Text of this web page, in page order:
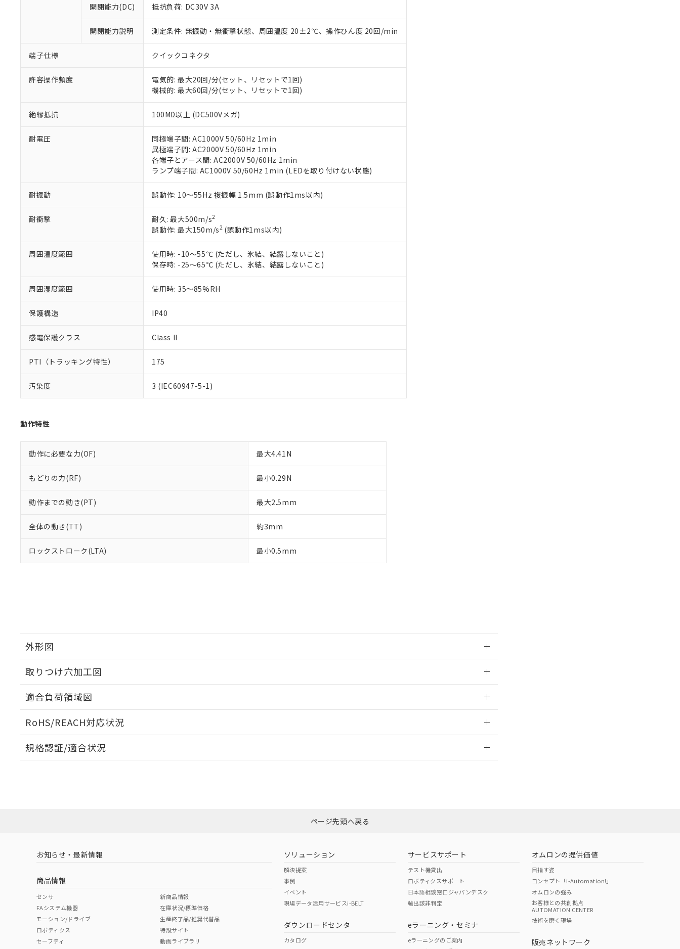
開閉能力(DC) 抵抗負荷: DC30V 3A
開閉能力説明 測定条件: 無振動・無衝撃状態、周囲温度 20±2℃、操作ひん度 20回/min
端子仕様 クイックコネクタ
許容操作頻度
電気的: 最大20回/分(セット、リセットで1回)
機械的: 最大60回/分(セット、リセットで1回)
絶縁抵抗 100MΩ以上 (DC500Vメガ)
耐電圧
同極端子間: AC1000V 50/60Hz 1min
異極端子間: AC2000V 50/60Hz 1min
各端子とアース間: AC2000V 50/60Hz 1min
ランプ端子間: AC1000V 50/60Hz 1min (LEDを取り付けない状態)
耐振動 誤動作: 10～55Hz 複振幅 1.5mm (誤動作1ms以内)
耐衝撃 耐久: 最大500m/s2
誤動作: 最大150m/s2(誤動作1ms以内)
周囲温度範囲
使用時: -10～55℃ (ただし、氷結、結露しないこと)
保存時: -25～65℃ (ただし、氷結、結露しないこと)
周囲湿度範囲 使用時: 35～85%RH
保護構造 IP40
感電保護クラス Class II
PTI（トラッキング特性） 175
汚染度 3 (IEC60947-5-1)
動作特性
動作に必要な力(OF) 最大4.41N
もどりの力(RF) 最小0.29N
動作までの動き(PT) 最大2.5mm
全体の動き(TT) 約3mm
ロックストローク(LTA) 最小0.5mm
外形図
取りつけ穴加工図
適合負荷領域図
RoHS/REACH対応状況
EU RoHS 注意事項・凡例
ダウンロードはこちら
中国 RoHS 注意事項・凡例
中国 RoHS表
Pb Hg Cr(VI)
規格認証/適合状況
（イギリス
（ノルウェー
（日本
（アメリカ
この製品の規格認証/適合状況ページへ
その他の認証はこちらのページからご検索ください
ご利用条件
以下の条件をお読みいただき、同意のうえご利用ください。
くものです。
当社制御機器事業取扱商品の中には、本サービスの対象外となる商品もあることをご了承ください。
在庫状況および標準価格照会結果は、記載している更新日時点での社内データに基づき作成されるも
のであり、閲覧された時点での実際の在庫および標準価格とは異なる場合があることをご了承くださ
い。
正式な納期状況および標準価格はお客様のお取引先、またはお客様担当のオムロン制御機器販売店・
当社販売員にご相談ください。
オムロン制御機器販売店や当社販売拠点は「
在庫状況および標準価格結果を当社の事前の承諾なく第三者に漏洩または開示しないようお願いしま
マイパーツ機能（部品リスト作成サービス）をご利用いただくには、I-Webメンバーズにご登録され
ている必要があります。
お客様が当ウェブサイト上で当社にご登録された部品リストについて、当社および当社の共同利用者
が、当社の製品・サービスに関するお客様との取引・商談に必要な範囲で利用することをご了承くだ
さい。
※当社の共同利用者とは、"個人情報の共同利用に関して"
の「1.共同利用者の範囲」に記載されて
いる法人を指します。
対応予定なし：EU RoHS指令（10物質）の非含有に非対応の商品で、対応品を出す予定はありません。
調査・確認中：EU RoHS指令（10物質）の非含有の対応状況を調査中または確認中の商品です。
非該当品：ライセンス料など無形物で、有害物質有無と関係のない商品です。
仕入先様の事情により、非含有部品としていたものが、含有品と判明した場合などやむを得ず変更すること
があります。
鉛(Pb) 1000ppm以下、 水銀(Hg) 1000ppm以下、 カドミウム(Cd) 100ppm以下、
六価クロム(Cr(Ⅵ)) 1000ppm以下、ポリ臭化ビフェニル類(PBB) 1000ppm以下、ポリ臭化ジフェニルエーテル類(PBDE) 1000ppm以下、
フタル酸ビス(2-エチルヘキシル) (DEHP)(別名：DOP) 1000ppm以下、フタル酸ブチルベンジル（BBP） 1000ppm以下、フタル酸ジブチ
ル（DBP） 1000ppm以下、フタル酸ジイソブチル (DIBP) 1000ppm以下
但し、RoHS指令で産業用監視および制御機器に対する適用除外項目は除く。
フタル酸エステル類の４物質については閾値を超える意図的な使用がないことを確認しています。
※2 対応予定月
部品在庫の切り替え状況などにより、予定月が前後することがあります。
※3 非含有証明書ダウンロード
下記の非含有証明書をダウンロードすることができます。
EU RoHS指令（10物質）の非含有証明書
51物質の非含有証明書（当社基準）
※本証明書は発行日時点で非含有を証明するもので、過去に遡って非含有を証明するものではありません。
また、RoHS指令のフタル酸エステル類４物質の対応では、対応完了までの期間は出荷製品に未対応品が
り割愛しております。
※1 中国RoHS○×表
「○」：最大均質材料含有率が中国RoHSの基準値以下であることを示します。
「×」：最大均質材料含有率が中国RoHSの基準値を超えていることを示します。
「－」：未確認です。当社販売部門へお問い合わせください。
*中国RoHS10物質の基準値 (GB/T26572)：
Cr(Ⅵ)(六価クロム) : 1000ppm、 PBBs(ポリ臭化ビフェニル類) : 1000ppm、 PBDEs(ポリ臭化ジフェニルエーテル類) : 1000ppm、
※2 環境保護使用期限
「ｅ」：有害物質（10物質）のすべてが基準値以下であることを示します。
「10」：通常の使用状況下において有害物質が外部に漏えいし、環境に深刻な影響を及ぼさない年数を意
「－」：未確認です。当社販売部門へお問い合わせください。
う）を輸出または国外への提供する場合は、日本国政府の輸出許可(または役務取引許可)を取得する
などの必要な手続きをとります。
当社は規制貨物を破棄する場合は、完全に破砕するなど、違法に輸出されないよう必要な手段を講じ
ます。
当社は貴社製品を、核兵器、ミサイル、化学兵器、生物兵器またはその他武器並びにこれらの製造装
置等に一切使用いたしません。
当社は、貴社製品を第三者に販売する場合は、上記1、2および3の内容を当該第三者に通知します。
また当社は、販売先および販売に係わる関係者が違法に輸出するおそれがある場合は、取り引きをい
たしません。
記
説明
△ 一定数には満たないが在庫あり
－
在庫なし(最新の在庫状況については、お客様のお取引先、またはお客様担当のオムロン制御
機器販売店・当社販売員にご確認ください)
空
白
受注生産機種、また在庫状況の情報を公開していない機種
ページ先頭へ戻る
お知らせ・最新情報
商品情報
センサ
FAシステム機器
モーション/ドライブ
ロボティクス
セーフティ
新商品情報
在庫状況/標準価格
生産終了品/推奨代替品
特設サイト
動画ライブラリ
ソリューション
解決提案
事例
イベント
現場データ活用サービスi-BELT
ダウンロードセンタ
カタログ
サービスサポート
テスト機貸出
ロボティクスサポート
日本語相談窓口ジャパンデスク
輸出該非判定
eラーニング・セミナ
eラーニングのご案内
オムロンの提供価値
目指す姿
コンセプト「i-Automation!」
オムロンの強み
お客様との共創拠点
AUTOMATION CENTER
技術を磨く現場
販売ネットワーク